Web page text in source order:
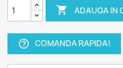
 ADAUGA IN
help_outline COMANDA RAPIDA!